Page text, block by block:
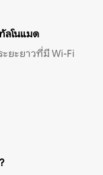
ลโนแมด
ยะยาวที่มี Wi-Fi